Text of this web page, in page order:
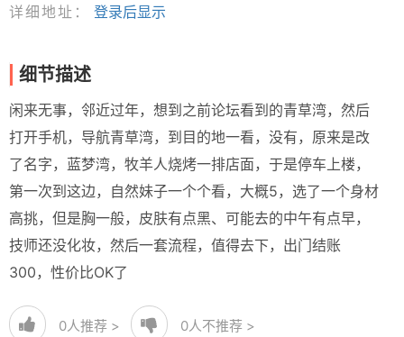
详细地址：
登录后显示
细节描述
闲来无事，邻近过年，想到之前论坛看到的青草湾，然后
打开手机，导航青草湾，到目的地一看，没有，原来是改
了名字，蓝梦湾，牧羊人烧烤一排店面，于是停车上楼，
第一次到这边，自然妹子一个个看，大概5，选了一个身材
高挑，但是胸一般，皮肤有点黑、可能去的中午有点早，
技师还没化妆，然后一套流程，值得去下，出门结账
300，性价比OK了
0人推荐 > 0人不推荐 >